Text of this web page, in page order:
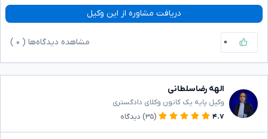
دریافت مشاوره از این وکیل
۰ مشاهده دیدگاه‌ها ( ۰
الهه رضاسلطانی
وکیل پایه یک کانون وکلای دادگستری
۴.۷
(۳۵) دیدگاه